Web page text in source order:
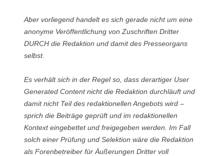
Aber vorliegend handelt es sich gerade nicht um eine
anonyme Veröffentlichung von Zuschriften Dritter
DURCH die Redaktion und damit des Presseorgans
selbst.
Es verhält sich in der Regel so, dass derartiger User
Generated Content nicht die Redaktion durchläuft und
damit nicht Teil des redaktionellen Angebots wird –
sprich die Beiträge geprüft und im redaktionellen
Kontext eingebettet und freigegeben werden. Im Fall
solch einer Prüfung und Selektion wäre die Redaktion
als Forenbetreiber für Äußerungen Dritter voll